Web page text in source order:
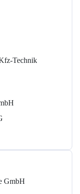
Technik
GmbH